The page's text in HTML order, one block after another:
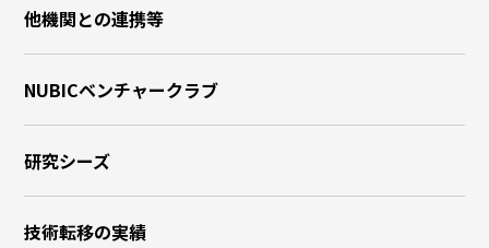
他機関との連携等
NUBICベンチャークラブ
研究シーズ
技術転移の実績